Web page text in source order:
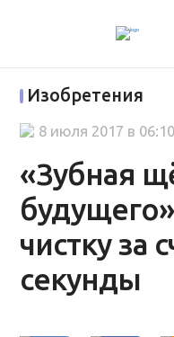
Изобретения
«Зубная
чистку за
секунды
8 июля 2017 в 06:10